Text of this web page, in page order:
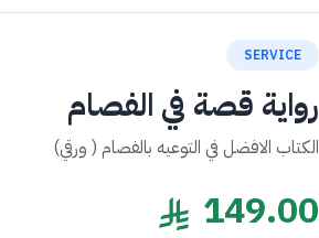
SERVICE
رواية قصة في الفصام
الكتاب الافضل في التوعيه بالفصام ( ورقي)
149.00